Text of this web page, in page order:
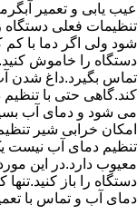
عیب یابی و تعمیر
تنظیمات فعلی
شود ولی اگر دما با کم
دستگاه را خاموش
تماس بگیرد.داغ شدن
کند.گاهی حتی با
می شود و دمای آب
امکان خرابی شیر
تنظیم دمای آب نیست
معیوب دارد.در این
دستگاه را باز
دمای آب و تماس با